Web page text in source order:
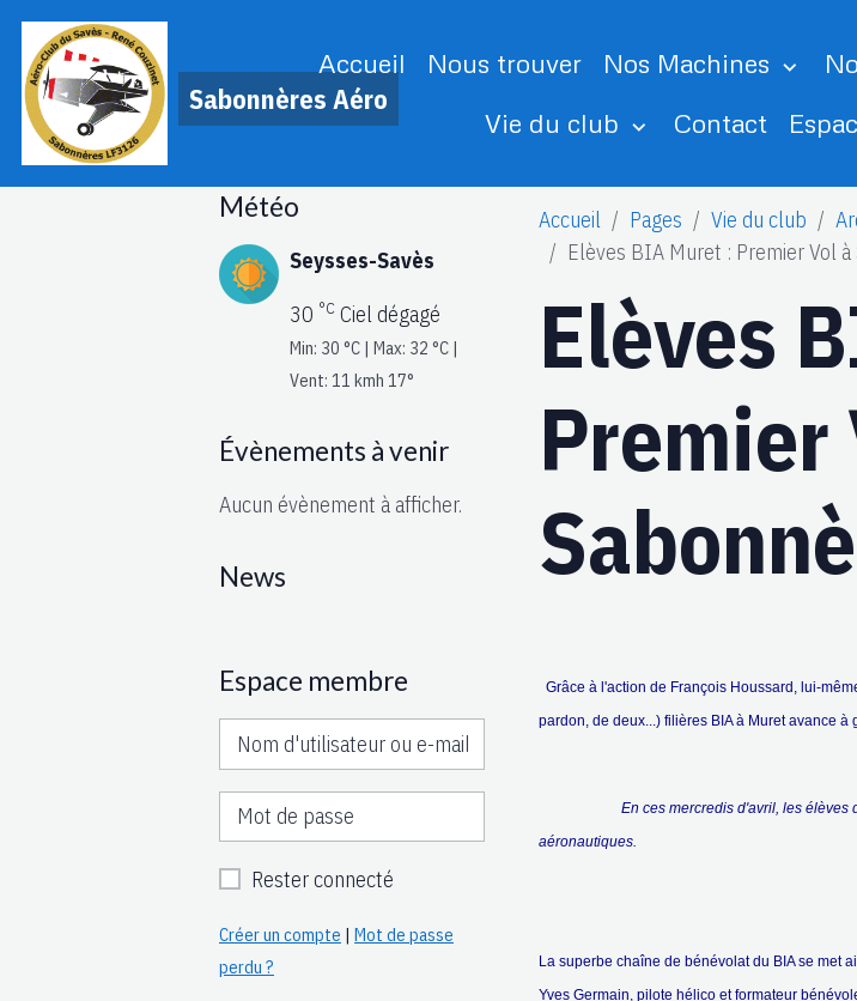
Sabonnères Aéro
Accueil Nous trouver Nos Machines
Vie du club
Contact
Accueil Pages Vie du club
Elèves BIA Muret : Premier Vol à
Elèves
Premier
Grâce à l'action de François Houssard, lui-
pardon, de deux...) filières BIA à Muret avance à
En ces mercredis d'avril, les élèves
aéronautiques.
La superbe chaîne de bénévolat du BIA se met
Yves Germain, pilote hélico et formateur
Météo
Seysses-Savès
30 °C Ciel dégagé
Min: 30 °C | Max: 32 °C |
Vent: 11 kmh 17°
Évènements à venir
Aucun évènement à afficher.
News
Espace membre
Rester connecté
Créer un compte | Mot de passe
perdu ?